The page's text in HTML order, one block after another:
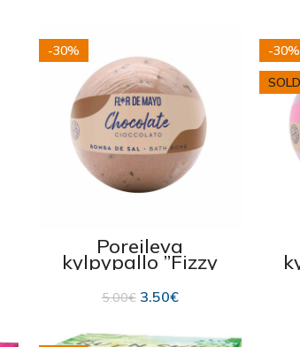
-30%
Poreileva
kylpypallo ”Fizzy
Chocolate” 200g
5.00€ 3.50€
-30%